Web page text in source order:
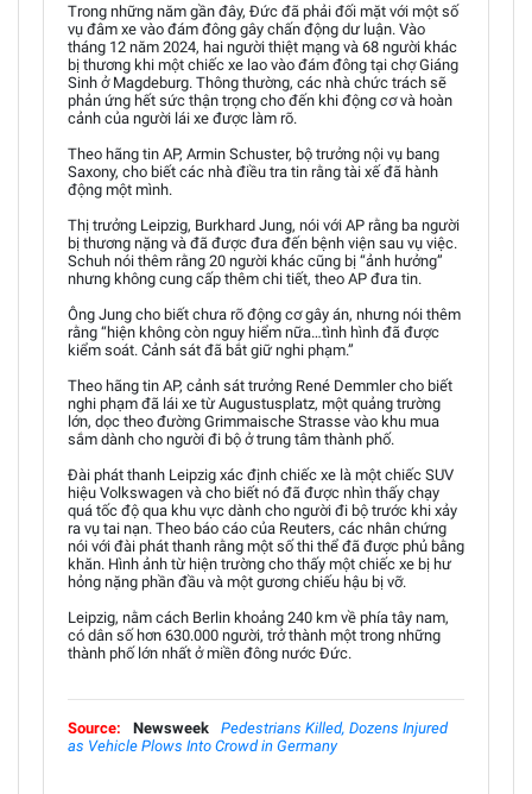
Trong những năm gần đây, Đức đã phải đối mặt với một số
vụ đâm xe vào đám đông gây chấn động dư luận. Vào
tháng 12 năm 2024, hai người thiệt mạng và 68 người khác
bị thương khi một chiếc xe lao vào đám đông tại chợ Giáng
Sinh ở Magdeburg. Thông thường, các nhà chức trách sẽ
phản ứng hết sức thận trọng cho đến khi động cơ và hoàn
cảnh của người lái xe được làm rõ.
Theo hãng tin AP, Armin Schuster, bộ trưởng nội vụ bang
Saxony, cho biết các nhà điều tra tin rằng tài xế đã hành
động một mình.
Thị trưởng Leipzig, Burkhard Jung, nói với AP rằng ba người
bị thương nặng và đã được đưa đến bệnh viện sau vụ việc.
Schuh nói thêm rằng 20 người khác cũng bị “ảnh hưởng”
nhưng không cung cấp thêm chi tiết, theo AP đưa tin.
Ông Jung cho biết chưa rõ động cơ gây án, nhưng nói thêm
rằng “hiện không còn nguy hiểm nữa…tình hình đã được
kiểm soát. Cảnh sát đã bắt giữ nghi phạm.”
Theo hãng tin AP, cảnh sát trưởng René Demmler cho biết
nghi phạm đã lái xe từ Augustusplatz, một quảng trường
lớn, dọc theo đường Grimmaische Strasse vào khu mua
sắm dành cho người đi bộ ở trung tâm thành phố.
Đài phát thanh Leipzig xác định chiếc xe là một chiếc SUV
hiệu Volkswagen và cho biết nó đã được nhìn thấy chạy
quá tốc độ qua khu vực dành cho người đi bộ trước khi xảy
ra vụ tai nạn. Theo báo cáo của Reuters, các nhân chứng
nói với đài phát thanh rằng một số thi thể đã được phủ bằng
khăn. Hình ảnh từ hiện trường cho thấy một chiếc xe bị hư
hỏng nặng phần đầu và một gương chiếu hậu bị vỡ.
Leipzig, nằm cách Berlin khoảng 240 km về phía tây nam,
có dân số hơn 630.000 người, trở thành một trong những
thành phố lớn nhất ở miền đông nước Đức.
Source: Newsweek
Pedestrians Killed, Dozens Injured
as Vehicle Plows Into Crowd in Germany